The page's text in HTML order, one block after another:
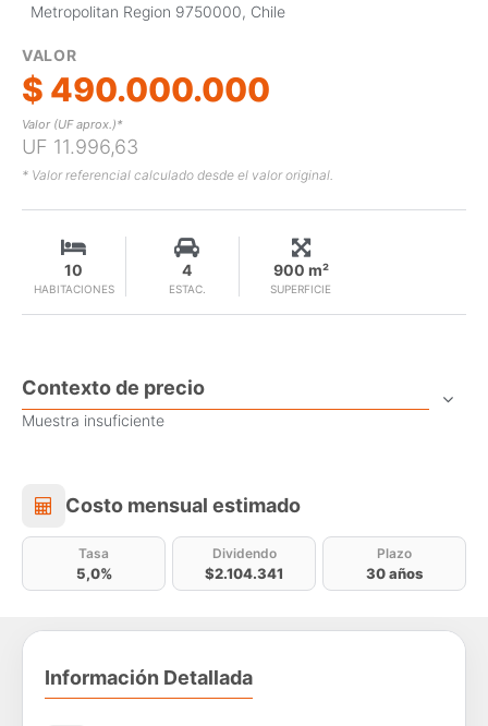
Metropolitan Region 9750000, Chile
VALOR
$ 490.000.000
Valor (UF aprox.)*
UF 11.996,63
* Valor referencial calculado desde el valor original.
HABITACIONES
10
ESTAC.
4
SUPERFICIE
900 m²
Contexto de precio
Muestra insuficiente
Costo mensual estimado
Costo mensual estimado
Tasa
5,0%
Dividendo
$2.104.341
Plazo
30 años
Información Detallada